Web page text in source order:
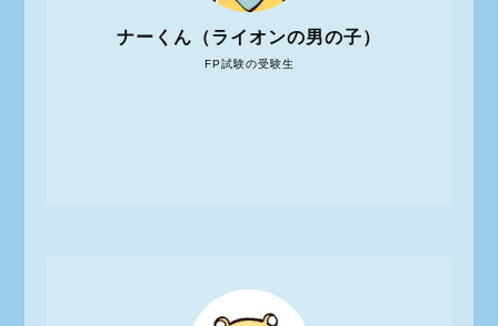
FP試験の受験生
ナーくん（ライオンの男の子）